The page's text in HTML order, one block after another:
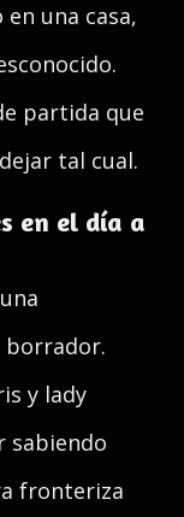
una casa,
partida que
tal cual.
en el día a
borrador.
y lady
sabiendo
fronteriza